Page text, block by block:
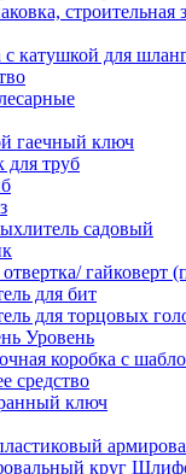
строительная
с катушкой для
гаечный ключ
для труб
садовый
гайковерт
для бит
для торцовых
Уровень
коробка с
средство
ключ